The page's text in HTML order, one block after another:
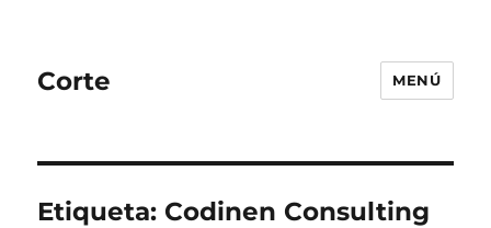
Corte MENÚ
Etiqueta: Codinen Consulting